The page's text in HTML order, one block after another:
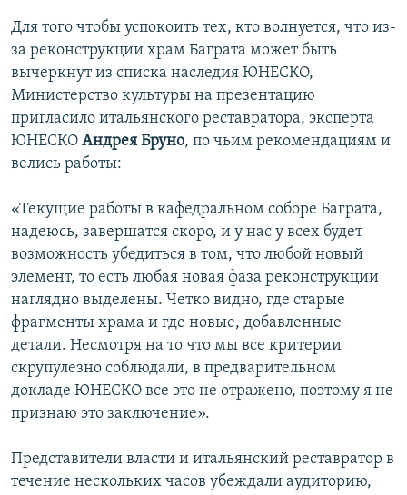
Для того чтобы успокоить тех, кто волнуется, что из-
за реконструкции храм Баграта может быть
вычеркнут из списка наследия ЮНЕСКО,
Министерство культуры на презентацию
пригласило итальянского реставратора, эксперта
ЮНЕСКО Андрея Бруно, по чьим рекомендациям и
велись работы:
«Текущие работы в кафедральном соборе Баграта,
надеюсь, завершатся скоро, и у нас у всех будет
возможность убедиться в том, что любой новый
элемент, то есть любая новая фаза реконструкции
наглядно выделены. Четко видно, где старые
фрагменты храма и где новые, добавленные
детали. Несмотря на то что мы все критерии
скрупулезно соблюдали, в предварительном
докладе ЮНЕСКО все это не отражено, поэтому я не
признаю это заключение».
Представители власти и итальянский реставратор в
течение нескольких часов убеждали аудиторию,